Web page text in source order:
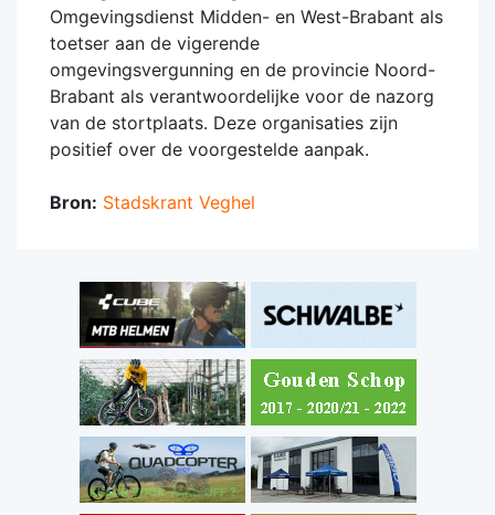
Omgevingsdienst Midden- en West-Brabant als
toetser aan de vigerende
omgevingsvergunning en de provincie Noord-
Brabant als verantwoordelijke voor de nazorg
van de stortplaats. Deze organisaties zijn
positief over de voorgestelde aanpak.
Bron: Stadskrant Veghel